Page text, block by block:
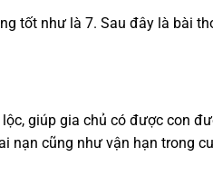
tốt như là 7. Sau đây là bài
giúp gia chủ có được con
nạn cũng như vận hạn trong